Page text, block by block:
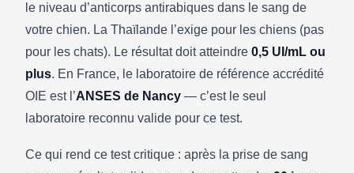
le niveau d’anticorps antirabiques dans le sang de
votre chien. La Thaïlande l’exige pour les chiens (pas
pour les chats). Le résultat doit atteindre 0,5 UI/mL ou
plus. En France, le laboratoire de référence accrédité
OIE est l’ANSES de Nancy — c’est le seul
laboratoire reconnu valide pour ce test.
Ce qui rend ce test critique : après la prise de sang